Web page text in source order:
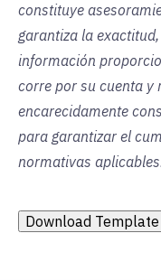
constituye
garantiza la
información
corre por su cuenta y
encarecidamente
para garantizar el
normativas
Download Template